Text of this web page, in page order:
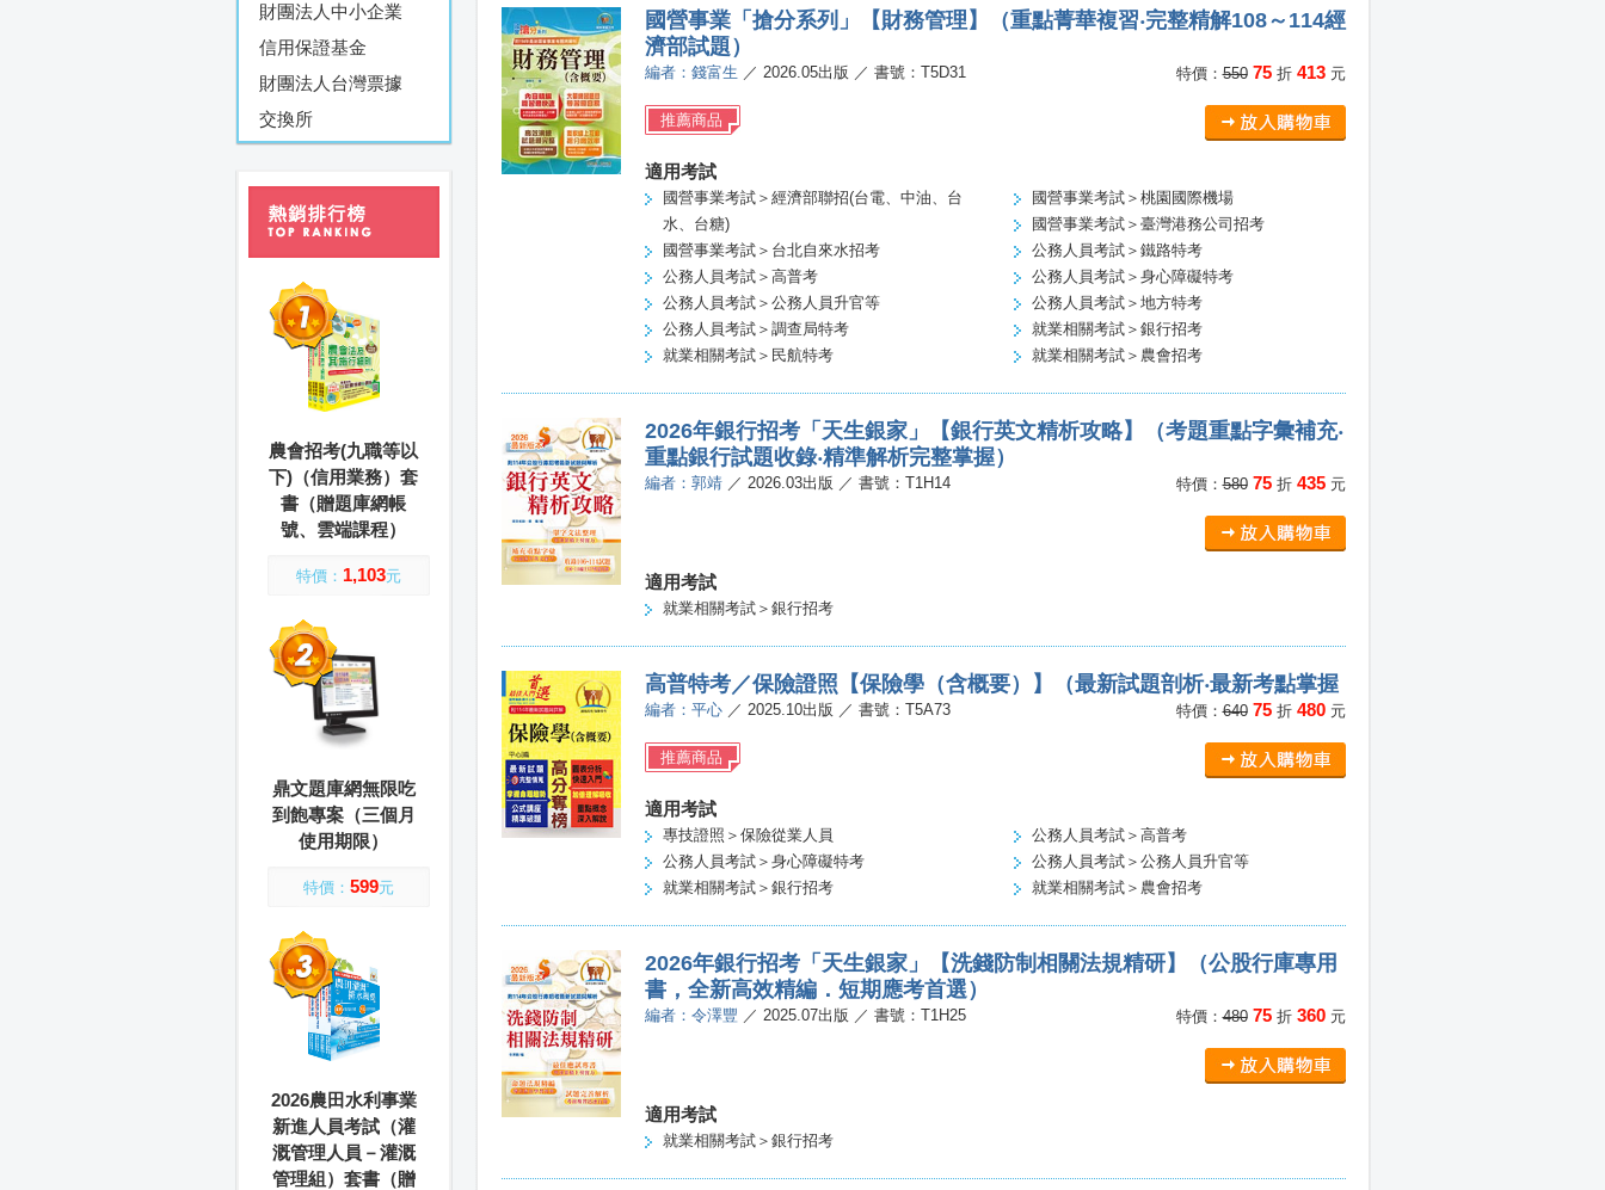
財團法人中小企業
信用保證基金
財團法人台灣票據
交換所
農會招考(九職等以
下)（信用業務）套
書（贈題庫網帳
號、雲端課程）
特價： 1,103元
鼎文題庫網無限吃
到飽專案（三個月
使用期限）
特價： 599元
2026農田水利事業
新進人員考試（灌
溉管理人員－灌溉
管理組）套書（贈
國營事業「搶分系列」【財務管理】（重點菁華複習‧完整精解108～114經
濟部試題）
編者：錢富生 ／ 2026.05出版 ／ 書號：T5D31 特價：55075折 413元
推薦商品
適用考試
國營事業考試＞經濟部聯招(台電、中油、台
水、台糖)
國營事業考試＞桃園國際機場
國營事業考試＞臺灣港務公司招考
國營事業考試＞台北自來水招考
公務人員考試＞鐵路特考
公務人員考試＞高普考
公務人員考試＞身心障礙特考
公務人員考試＞公務人員升官等
公務人員考試＞地方特考
公務人員考試＞調查局特考
就業相關考試＞銀行招考
就業相關考試＞民航特考
就業相關考試＞農會招考
2026年銀行招考「天生銀家」【銀行英文精析攻略】（考題重點字彙補充‧
重點銀行試題收錄‧精準解析完整掌握）
編者：郭靖／ 2026.03出版 ／ 書號：T1H14 特價：58075折 435元
適用考試
就業相關考試＞銀行招考
高普特考／保險證照【保險學（含概要）】（最新試題剖析‧最新考點掌握
編者：平心／ 2025.10出版 ／ 書號：T5A73 特價：64075折 480元
推薦商品
適用考試
專技證照＞保險從業人員
公務人員考試＞高普考
公務人員考試＞身心障礙特考
公務人員考試＞公務人員升官等
就業相關考試＞銀行招考
就業相關考試＞農會招考
2026年銀行招考「天生銀家」【洗錢防制相關法規精研】（公股行庫專用
書，全新高效精編．短期應考首選）
編者：令澤豐 ／ 2025.07出版 ／ 書號：T1H25 特價：48075折 360元
適用考試
就業相關考試＞銀行招考